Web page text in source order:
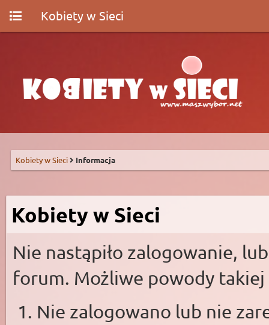
Kobiety w Sieci
Kobiety w Sieci Informacja
Kobiety w Sieci
Nie nastąpiło zalogowanie,
forum. Możliwe powody takiej
Nie zalogowano lub nie